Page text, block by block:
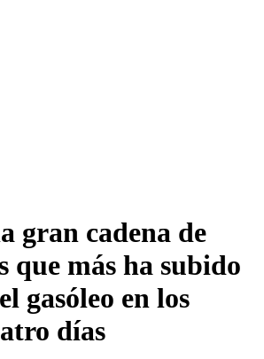
gran cadena de
que más ha subido
gasóleo en los
días